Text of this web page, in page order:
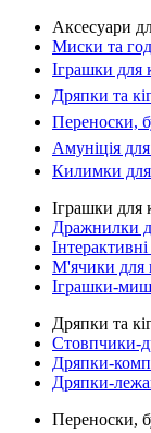
Аксесуари
Миски та
Іграшки для
Дряпки та
Переноски,
Амуніція для
Килимки для
Іграшки для
Дражнилки
М'ячики для
Іграшки-
Дряпки та
Стовпчики-
Дряпки-
Дряпки-
Переноски,